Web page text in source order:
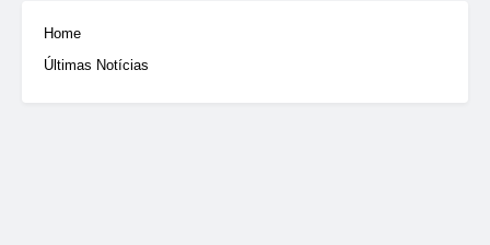
Home
Últimas Notícias